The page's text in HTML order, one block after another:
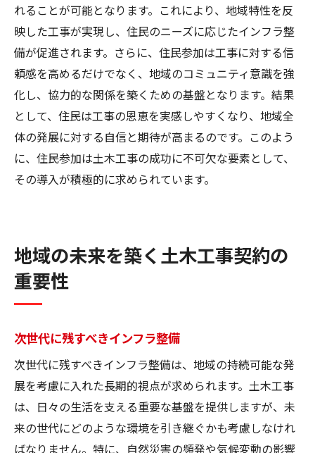
れることが可能となります。これにより、地域特性を反
映した工事が実現し、住民のニーズに応じたインフラ整
備が促進されます。さらに、住民参加は工事に対する信
頼感を高めるだけでなく、地域のコミュニティ意識を強
化し、協力的な関係を築くための基盤となります。結果
として、住民は工事の恩恵を実感しやすくなり、地域全
体の発展に対する自信と期待が高まるのです。このよう
に、住民参加は土木工事の成功に不可欠な要素として、
その導入が積極的に求められています。
地域の未来を築く土木工事契約の
重要性
次世代に残すべきインフラ整備
次世代に残すべきインフラ整備は、地域の持続可能な発
展を考慮に入れた長期的視点が求められます。土木工事
は、日々の生活を支える重要な基盤を提供しますが、未
来の世代にどのような環境を引き継ぐかも考慮しなけれ
ばなりません。特に、自然災害の頻発や気候変動の影響